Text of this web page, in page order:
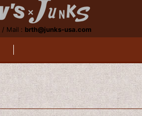
/ Mail : brth@junks-usa.com